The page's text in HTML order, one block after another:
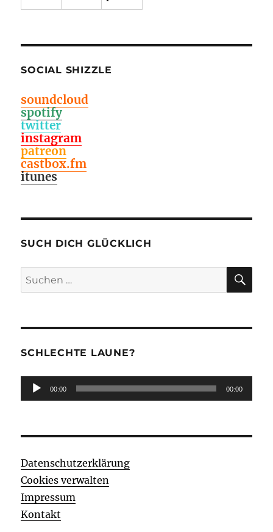
SOCIAL SHIZZLE
soundcloud
spotify
twitter
instagram
patreon
castbox.fm
itunes
SUCH DICH GLÜCKLICH
Suchen
nach:
SCHLECHTE LAUNE?
Audio-
Player
00:00 00:00
Datenschutzerklärung
Cookies verwalten
Impressum
Kontakt